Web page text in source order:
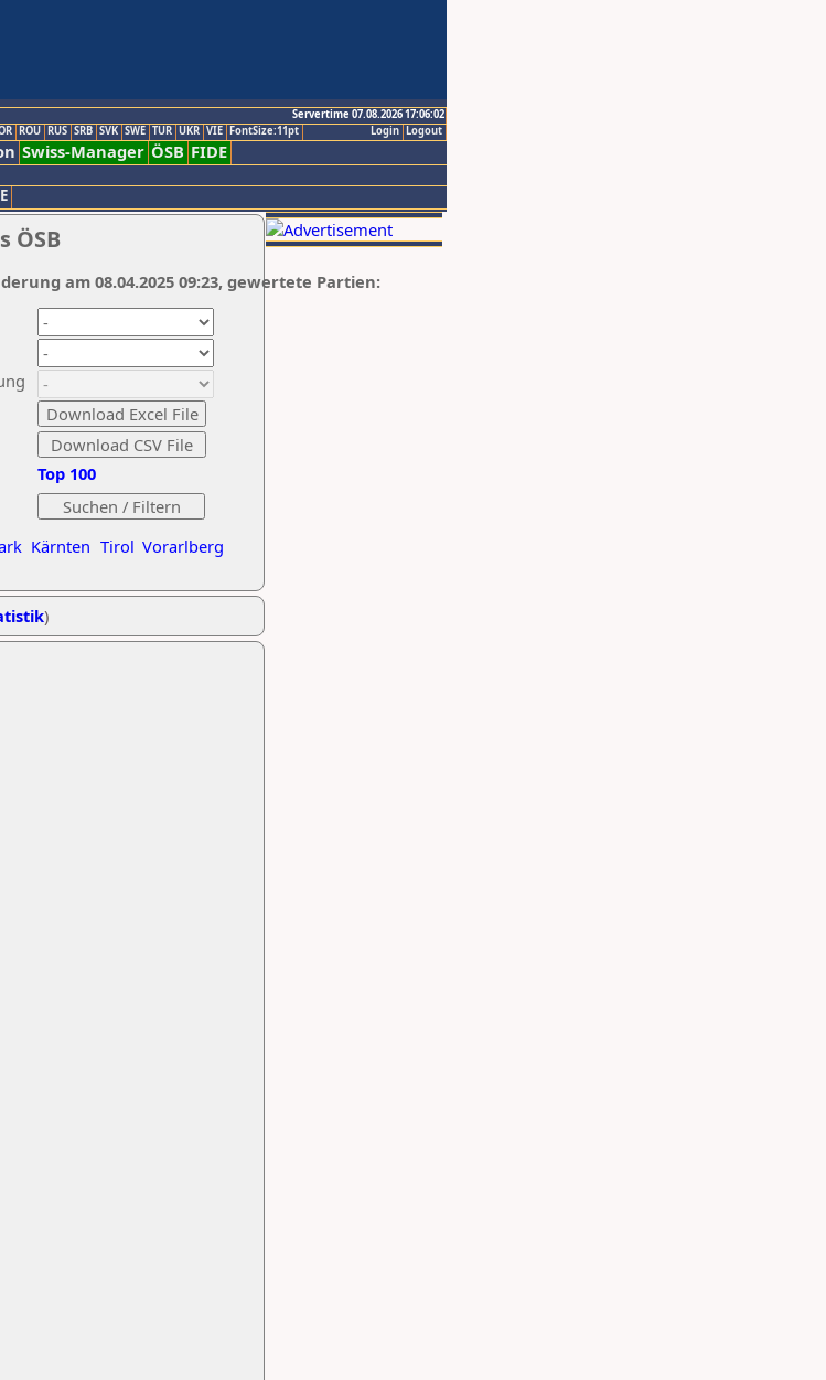
Servertime 07.08.2026 17:06:02
Logout
Login
ROU RUS SRB SVK SWE TUR UKR VIE FontSize:11pt
Swiss-Manager ÖSB FIDE
ÖSB
Kärnten Tirol Vorarlberg
Top 100
am 08.04.2025 09:23, gewertete Partien:
)